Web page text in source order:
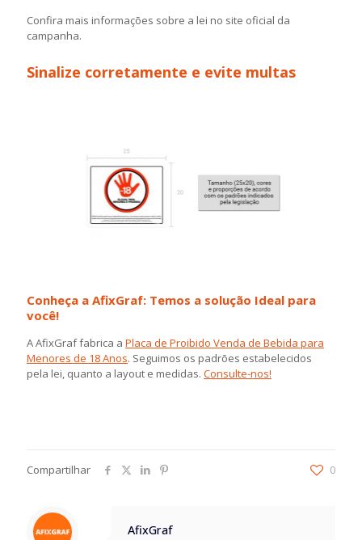
Confira mais informações sobre a lei no site oficial da
campanha.
Sinalize corretamente e evite multas
Conheça a AfixGraf: Temos a solução Ideal para
você!
A AfixGraf fabrica a Placa de Proibido Venda de Bebida para
Menores de 18 Anos. Seguimos os padrões estabelecidos
pela lei, quanto a layout e medidas. Consulte-nos!
Compartilhar 0
AfixGraf